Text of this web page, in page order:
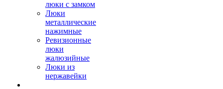
люки с замком
Люки
металлические
нажимные
Ревизионные
люки
жалюзийные
Люки из
нержавейки